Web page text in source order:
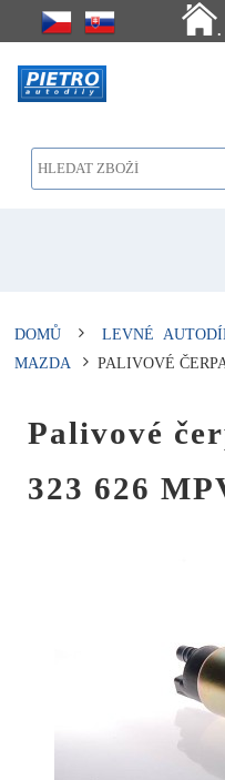
.
DOMŮ LEVNÉ
MAZDA
PALIVOVÉ
Palivové
323 626